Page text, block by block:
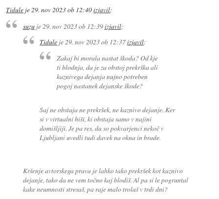
Tidule je29. nov 2023 ob 12:40izjavil:
suzuje 29. nov 2023 ob 12:39izjavil:
Tidule je29. nov 2023 ob 12:37izjavil:
Zakaj bi morala nastat škoda? Od kje
ti blodnja, da je za obstoj prekrška ali
kaznivega dejanja nujno potreben
pogoj nastanek dejanske škode?
Saj ne obstaja ne prekršek, ne kaznivo dejanje. Ker
si v virtualni hiši, ki obstaja samo v najini
domišljiji. Je pa res, da so pokvarjenci nekoč v
Ljubljani uvedli tudi davek na okna in brade.
Kršenje avtorskega prava je lahko tako prekršek kot kaznivo
dejanje, tako da ne vem točno kaj blodiš. Al pa si le pogruntal
kake neumnosti stresaš, pa raje malo trolaš v trdi dni?